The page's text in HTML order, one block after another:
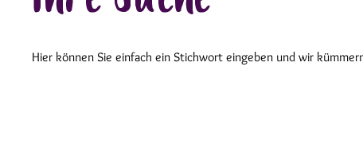
Hier können Sie einfach ein Stichwort eingeben und wir